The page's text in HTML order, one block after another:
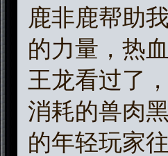
鹿非鹿帮助
的力量，热
王龙看过了
消耗的兽肉
的年轻玩家